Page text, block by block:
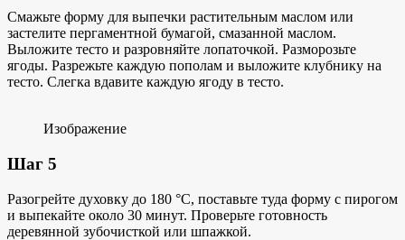
Смажьте форму для выпечки растительным маслом или
застелите пергаментной бумагой, смазанной маслом.
Выложите тесто и разровняйте лопаточкой. Разморозьте
ягоды. Разрежьте каждую пополам и выложите клубнику на
тесто. Слегка вдавите каждую ягоду в тесто.
Изображение
Шаг 5
Разогрейте духовку до 180 °С, поставьте туда форму с пирогом
и выпекайте около 30 минут. Проверьте готовность
деревянной зубочисткой или шпажкой.